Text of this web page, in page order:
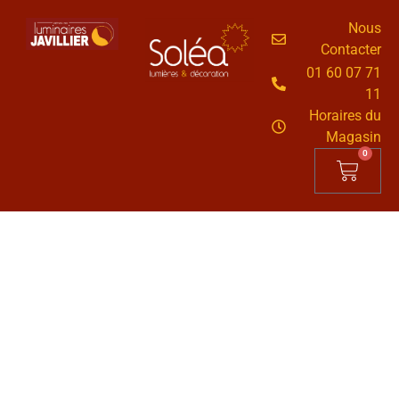
Nous
Contacter
01 60 07 71
11
Horaires du
Magasin
0